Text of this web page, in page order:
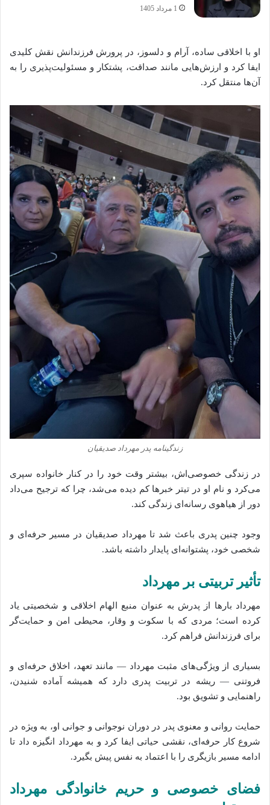
1 مرداد 1405
او با اخلاقی ساده، آرام و دلسوز، در پرورش فرزندانش نقش کلیدی
ایفا کرد و ارزش‌هایی مانند صداقت، پشتکار و مسئولیت‌پذیری را به
آن‌ها منتقل کرد.
زندگینامه پدر مهرداد صدیقیان
در زندگی خصوصی‌اش، بیشتر وقت خود را در کنار خانواده سپری
می‌کرد و نام او در تیتر خبرها کم دیده می‌شد، چرا که ترجیح می‌داد
دور از هیاهوی رسانه‌ای زندگی کند.
وجود چنین پدری باعث شد تا مهرداد صدیقیان در مسیر حرفه‌ای و
شخصی خود، پشتوانه‌ای پایدار داشته باشد.
تأثیر تربیتی بر مهرداد
مهرداد بارها از پدرش به عنوان منبع الهام اخلاقی و شخصیتی یاد
کرده است؛ مردی که با سکوت و وقار، محیطی امن و حمایت‌گر
برای فرزندانش فراهم کرد.
بسیاری از ویژگی‌های مثبت مهرداد — مانند تعهد، اخلاق حرفه‌ای و
فروتنی — ریشه در تربیت پدری دارد که همیشه آماده شنیدن،
راهنمایی و تشویق بود.
حمایت روانی و معنوی پدر در دوران نوجوانی و جوانی او، به ویژه در
شروع کار حرفه‌ای، نقشی حیاتی ایفا کرد و به مهرداد انگیزه داد تا
ادامه مسیر بازیگری را با اعتماد به نفس پیش بگیرد.
فضای خصوصی و حریم خانوادگی مهرداد